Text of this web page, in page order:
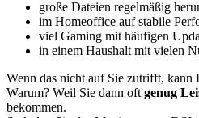
große Dateien regelmäßig
im Homeoffice auf stabile
viel Gaming mit häufigen
in einem Haushalt mit vielen
Wenn das nicht auf Sie zutrifft, kann
Warum? Weil Sie dann oft genug
bekommen.